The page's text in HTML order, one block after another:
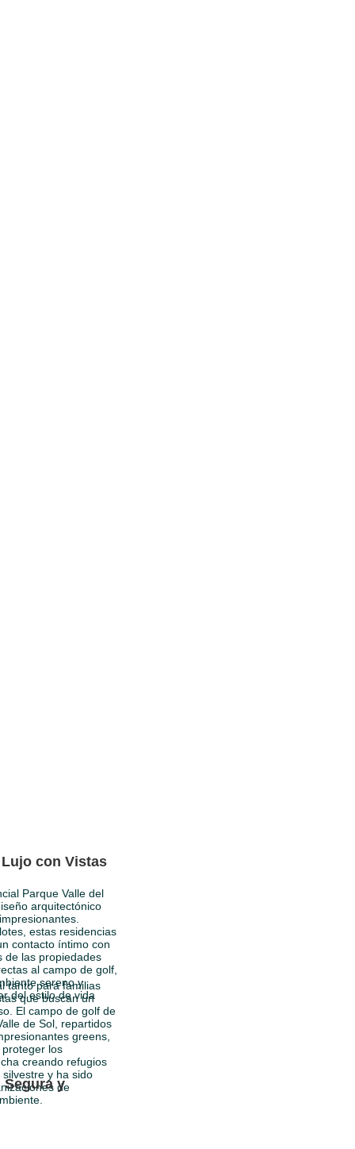
con Vistas
Parque Valle del
arquitectónico
estas residencias
contacto íntimo con
de las propiedades
al campo de golf,
sereno y
del estilo de vida
tanto para familias
que buscan un
El campo de golf de
de Sol, repartidos
greens,
los
creando refugios
y ha sido
de
Segura y